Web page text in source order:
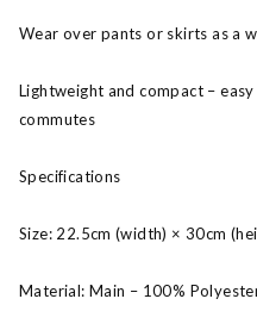
Wear over pants or skirts as a
Lightweight and compact –
commutes
Specifications
Size: 22.5cm (width) × 30cm
Material: Main – 100%